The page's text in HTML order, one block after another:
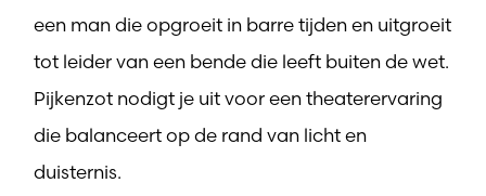
een man die opgroeit in barre tijden en uitgroeit
tot leider van een bende die leeft buiten de wet.
Pijkenzot nodigt je uit voor een theaterervaring
die balanceert op de rand van licht en
duisternis.